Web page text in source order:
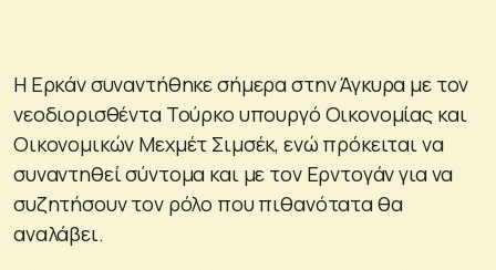
Η Ερκάν συναντήθηκε σήμερα στην Άγκυρα με τον
νεοδιορισθέντα Τούρκο υπουργό Οικονομίας και
Οικονομικών Μεχμέτ Σιμσέκ, ενώ πρόκειται να
συναντηθεί σύντομα και με τον Ερντογάν για να
συζητήσουν τον ρόλο που πιθανότατα θα
αναλάβει.